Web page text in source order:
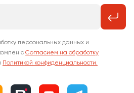
персональных данных и
с Согласием на обработку
Политикой конфиденциальности.